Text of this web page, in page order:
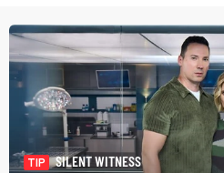
TIP
SILENT WITNESS